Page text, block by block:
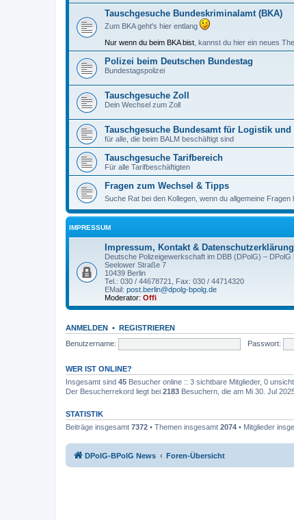
Tauschgesuche Bundeskriminalamt (BKA)
Zum BKA geht's hier entlang
Nur wenn du beim BKA bist , kannst du hier ein neues
Polizei beim Deutschen Bundestag
Bundestagspolizei
Tauschgesuche Zoll
Dein Wechsel zum Zoll
Tauschgesuche Bundesamt für Logistik
für alle, die beim BALM beschäftigt sind
Tauschgesuche Tarifbereich
Für alle Tarifbeschäftigten
Fragen zum Wechsel & Tipps
Suche Rat bei den Kollegen, wenn du allgemeine Fragen
IMPRESSUM
Impressum, Kontakt & Datenschutzerklärung
Deutsche Polizeigewerkschaft im DBB (DPolG) –
Seelower Straße 7
10439 Berlin
Tel.: 030 / 44678721, Fax: 030 / 44714320
EMail: post.berlin@dpolg-bpolg.de
Moderator: Offi
ANMELDEN • REGISTRIEREN
Benutzername:
Passwort:
WER IST ONLINE?
Insgesamt sind 45 Besucher online :: 3 sichtbare Mitglieder, 0
Der Besucherrekord liegt bei 2183 Besuchern, die am Mi 30. Jul
STATISTIK
Beiträge insgesamt 7372 • Themen insgesamt 2074 • Mitglieder
DPolG-BPolG News Foren-Übersicht